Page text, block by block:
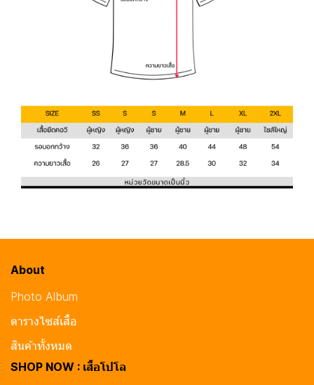
About
Photo Album
ตารางไซส์เสื้อ
สินค้าทั้งหมด
SHOP NOW : เสื้อโปโล